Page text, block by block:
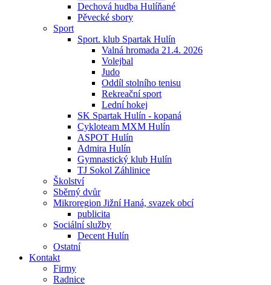
Dechová hudba Hulíňané
Pěvecké sbory
Sport
Sport. klub Spartak Hulín
Valná hromada 21.4. 2026
Volejbal
Judo
Oddíl stolního tenisu
Rekreační sport
Lední hokej
SK Spartak Hulín - kopaná
Cykloteam MXM Hulín
ASPOT Hulín
Admira Hulín
Gymnastický klub Hulín
TJ Sokol Záhlinice
Školství
Sběrný dvůr
Mikroregion Jižní Haná, svazek obcí
publicita
Sociální služby
Decent Hulín
Ostatní
Kontakt
Firmy
Radnice